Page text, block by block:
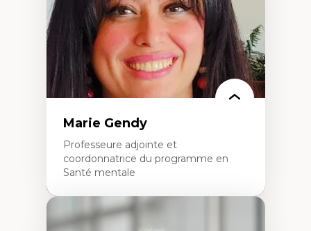
technologies numériques
Résistances et droits numériques
Internet des objets
Métavers
Problématiques relatives à l’intelligence
artificielle, l’apprentissage machine et les
hautes technologies
Féminismes et nouvelles technologies
Marie Gendy
Professeure adjointe et
coordonnatrice du programme en
Santé mentale
Expertises